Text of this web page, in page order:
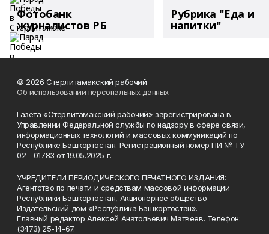
Фотобанк
журналистов РБ
Рубрика "Еда и
напитки"
© 2026 Стерлитамакский рабочий
Об использовании персональных данных
Газета «Стерлитамакский рабочий» зарегистрирована в
Управлении Федеральной службы по надзору в сфере связи,
информационных технологий и массовых коммуникаций по
Республике Башкортостан. Регистрационный номер ПИ № ТУ
02 - 01783 от 19.05.2025 г.
УЧРЕДИТЕЛИ ПЕРИОДИЧЕСКОГО ПЕЧАТНОГО ИЗДАНИЯ:
Агентство по печати и средствам массовой информации
Республики Башкортостан, Акционерное общество
Издательский дом «Республика Башкортостан».
Главный редактор Алексей Анатольевич Матвеев. Телефон:
(3473) 25-14-67.